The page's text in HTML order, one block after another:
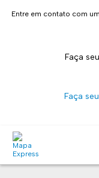
Entre em contato com
Faça
Faça